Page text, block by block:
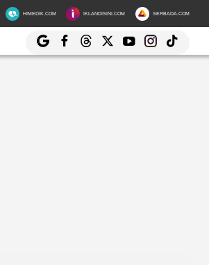
HIMEDIK.COM IKLANDISINI.COM SERBADA.COM